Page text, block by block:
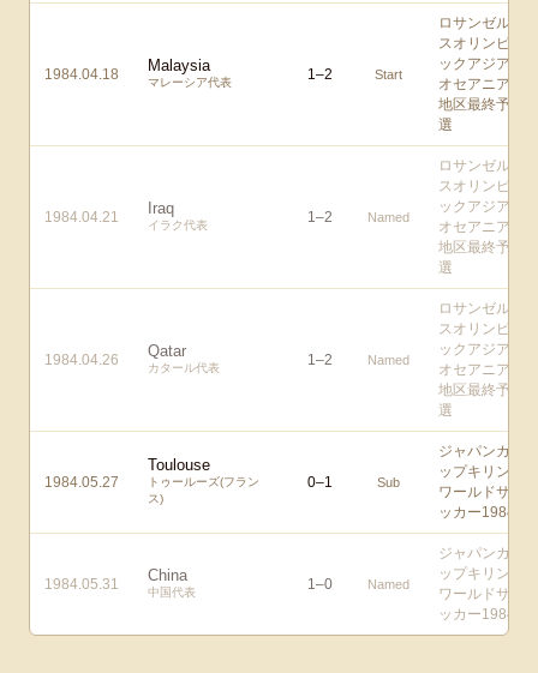
1984.04.18 Malaysia
マレーシア代表 1–2 Start
ロサンゼル
スオリンピ
ックアジア/
オセアニア
地区最終予
選
1984.04.21 Iraq
イラク代表 1–2 Named
ロサンゼル
スオリンピ
ックアジア/
オセアニア
地区最終予
選
1984.04.26 Qatar
カタール代表 1–2 Named
ロサンゼル
スオリンピ
ックアジア/
オセアニア
地区最終予
選
1984.05.27
Toulouse
トゥールーズ(フラン
ス)
0–1 Sub
ジャパンカ
ップキリン
ワールドサ
ッカー1984
1984.05.31 China
中国代表 1–0 Named
ジャパンカ
ップキリン
ワールドサ
ッカー1984